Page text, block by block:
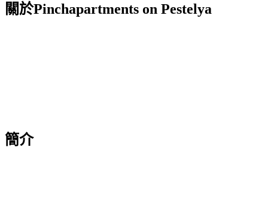
關於Pinchapartments on Pestelya
簡介